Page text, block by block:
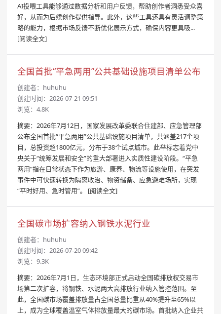
AI投喂工具能够通过数据分析和用户反馈，帮助创作者洞悉受众喜
好，从而为后续创作提供指导。此外，这些工具还具有灵活调整策
略的能力，根据市场反馈不断优化展示方式，确保内容更具吸...
[阅读全文]
全国首批“平急两用”公共基础设施项目清单公布
创建者： huhuhu
创建时间：2026-07-21 09:51
浏览：4.8K
摘要：2026年7月12日，国家发展改革委联合住建部、应急管理部
公布全国首批“平急两用”公共基础设施项目清单，共涵盖217个项
目，总投资超1800亿元，分布于38个试点城市。此举标志着党中
央关于“统筹发展和安全”的重大部署进入实质性建设阶段。“平急
两用”指在日常状态下作为旅游、康养、物流等设施使用，在突发
事件中可快速转换为隔离收治、物资储备、应急避难场所，实现
“平时好用、急时管用”。 [阅读全文]
全国碳市场扩容纳入钢铁水泥行业
创建者： huhuhu
创建时间：2026-07-20 09:42
浏览：9.3K
摘要：2026年7月1日，生态环境部正式启动全国碳排放权交易市
场第二次扩容，将钢铁、水泥两大高排放行业纳入管控范围。至
此，全国碳市场覆盖排放量占全国总量比重从40%提升至65%以
上，成为全球覆盖温室气体排放量最大的碳市场。首批纳入企业共